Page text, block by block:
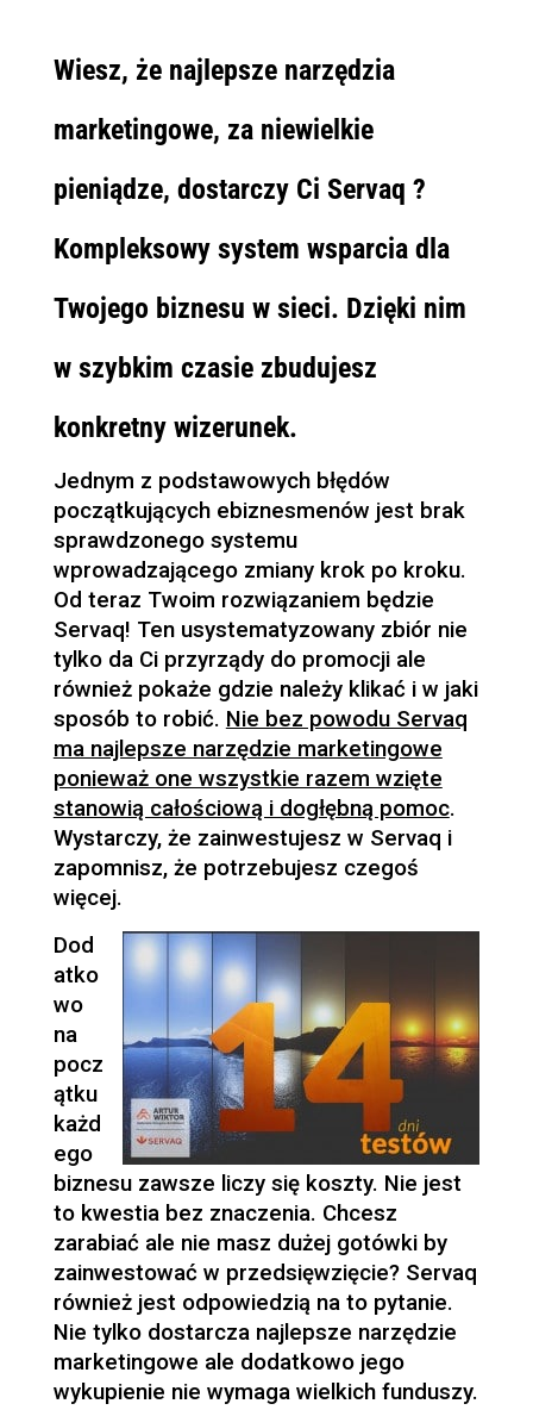
Wiesz, że najlepsze narzędzia
marketingowe, za niewielkie
pieniądze, dostarczy Ci Servaq ?
Kompleksowy system wsparcia dla
Twojego biznesu w sieci. Dzięki nim
w szybkim czasie zbudujesz
konkretny wizerunek.
Jednym z podstawowych błędów
początkujących ebiznesmenów jest brak
sprawdzonego systemu
wprowadzającego zmiany krok po kroku.
Od teraz Twoim rozwiązaniem będzie
Servaq! Ten usystematyzowany zbiór nie
tylko da Ci przyrządy do promocji ale
również pokaże gdzie należy klikać i w jaki
sposób to robić. Nie bez powodu Servaq
ma najlepsze narzędzie marketingowe
ponieważ one wszystkie razem wzięte
stanowią całościową i dogłębną pomoc.
Wystarczy, że zainwestujesz w Servaq i
zapomnisz, że potrzebujesz czegoś
więcej.
Dod
atko
wo
na
pocz
ątku
każd
ego
biznesu zawsze liczy się koszty. Nie jest
to kwestia bez znaczenia. Chcesz
zarabiać ale nie masz dużej gotówki by
zainwestować w przedsięwzięcie? Servaq
również jest odpowiedzią na to pytanie.
Nie tylko dostarcza najlepsze narzędzie
marketingowe ale dodatkowo jego
wykupienie nie wymaga wielkich funduszy.